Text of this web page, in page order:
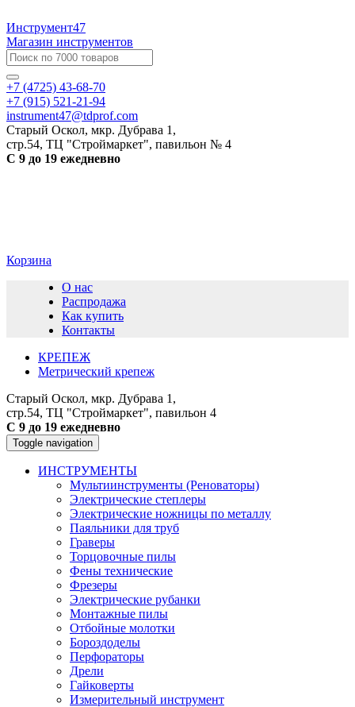
Инструмент47
Магазин инструментов
+7 (4725) 43-68-70
+7 (915) 521-21-94
instrument47@tdprof.com
Старый Оскол, мкр. Дубрава 1,
стр.54, ТЦ "Строймаркет", павильон № 4
С 9 до 19 ежедневно
Корзина
О нас
Распродажа
Как купить
Контакты
КРЕПЕЖ
Метрический крепеж
Старый Оскол, мкр. Дубрава 1,
стр.54, ТЦ "Строймаркет", павильон 4
С 9 до 19 ежедневно
Toggle navigation
ИНСТРУМЕНТЫ
Мультиинструменты (Реноваторы)
Электрические степлеры
Электрические ножницы по металлу
Паяльники для труб
Граверы
Торцовочные пилы
Фены технические
Фрезеры
Электрические рубанки
Монтажные пилы
Отбойные молотки
Бороздоделы
Перфораторы
Дрели
Гайковерты
Измерительный инструмент